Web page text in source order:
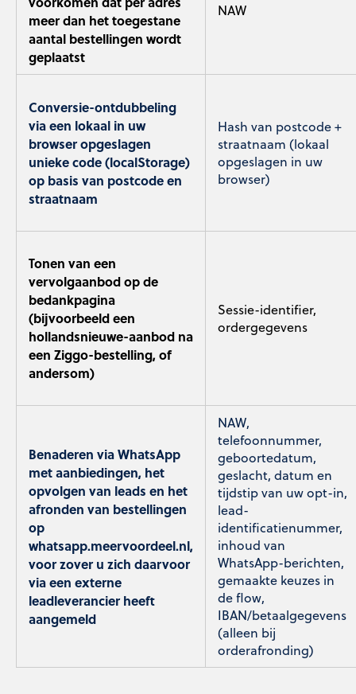
meer dan het toegestane
aantal bestellingen wordt
geplaatst
NAW
Conversie-ontdubbeling
via een lokaal in uw
browser opgeslagen
unieke code (localStorage)
op basis van postcode en
straatnaam
Hash van postcode +
straatnaam (lokaal
opgeslagen in uw
browser)
Tonen van een
vervolgaanbod op de
bedankpagina
(bijvoorbeeld een
hollandsnieuwe-aanbod na
een Ziggo-bestelling, of
andersom)
Sessie-identifier,
ordergegevens
Benaderen via WhatsApp
met aanbiedingen, het
opvolgen van leads en het
afronden van bestellingen
op
whatsapp.meervoordeel.nl,
voor zover u zich daarvoor
via een externe
leadleverancier heeft
aangemeld
NAW,
telefoonnummer,
geboortedatum,
geslacht, datum en
tijdstip van uw opt-in,
lead-
identificatienummer,
inhoud van
WhatsApp-berichten,
gemaakte keuzes in
de flow,
IBAN/betaalgegevens
(alleen bij
orderafronding)